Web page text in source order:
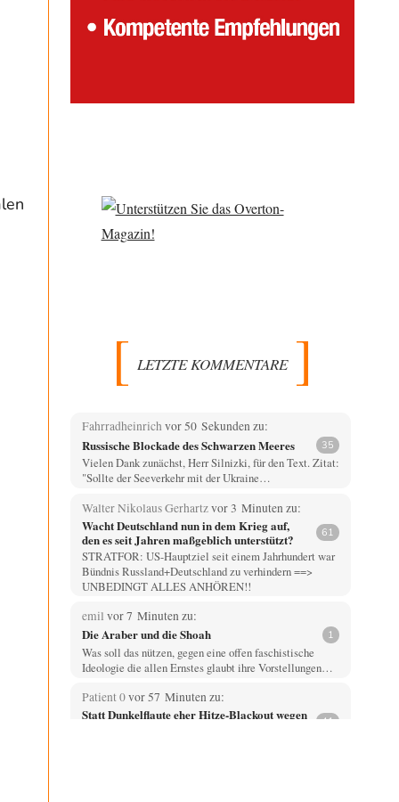
LETZTE KOMMENTARE
Fahrradheinrichvor 50 Sekunden zu:
Russische Blockade des Schwarzen Meeres 35
Vielen Dank zunächst, Herr Silnizki, für den Text. Zitat:
"Sollte der Seeverkehr mit der Ukraine…
Walter Nikolaus Gerhartzvor 3 Minuten zu:
Wacht Deutschland nun in dem Krieg auf,
den es seit Jahren maßgeblich unterstützt?
61
STRATFOR: US-Hauptziel seit einem Jahrhundert war
Bündnis Russland+Deutschland zu verhindern ==>
UNBEDINGT ALLES ANHÖREN!!
emil vor 7 Minuten zu:
Die Araber und die Shoah 1
Was soll das nützen, gegen eine offen faschistische
Ideologie die allen Ernstes glaubt ihre Vorstellungen…
Patient 0vor 57 Minuten zu:
Statt Dunkelflaute eher Hitze-Blackout wegen
41